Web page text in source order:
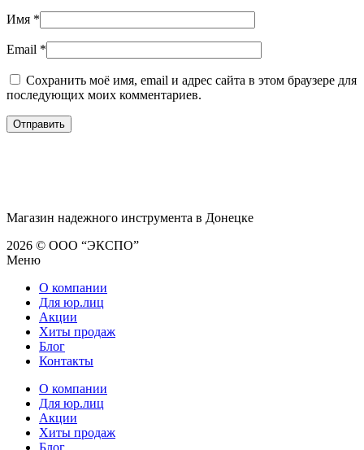
Имя *
Email *
Сохранить моё имя, email и адрес сайта в этом браузере для
последующих моих комментариев.
Магазин надежного инструмента в Донецке
2026 © ООО “ЭКСПО”
Меню
О компании
Для юр.лиц
Акции
Хиты продаж
Блог
Контакты
О компании
Для юр.лиц
Акции
Хиты продаж